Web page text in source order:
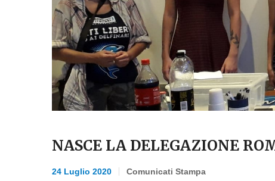
NASCE LA DELEGAZIONE
24 Luglio 2020 Comunicati Stampa